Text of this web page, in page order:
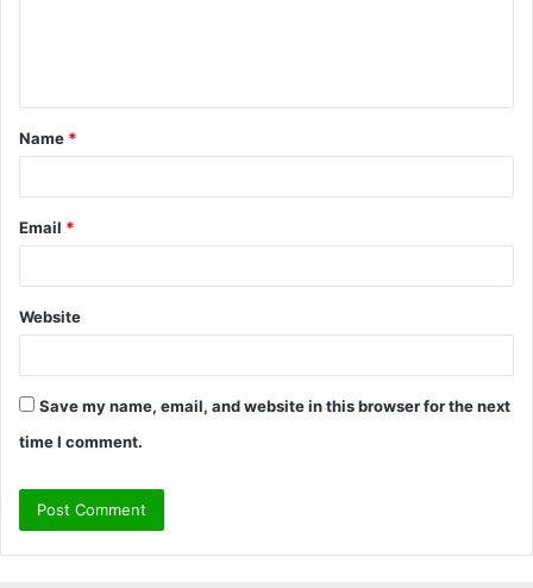
t
*
Name *
Email *
Website
Save my name, email, and website in this browser for the next
time I comment.